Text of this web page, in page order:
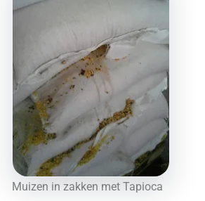
Muizen in zakken met Tapioca